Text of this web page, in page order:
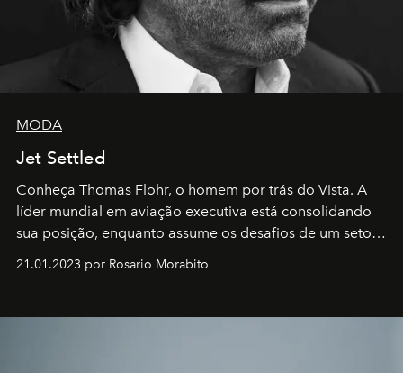
MODA
Jet Settled
Conheça Thomas Flohr, o homem por trás do Vista. A
líder mundial em aviação executiva está consolidando
sua posição, enquanto assume os desafios de um setor
21.01.2023 por Rosario Morabito